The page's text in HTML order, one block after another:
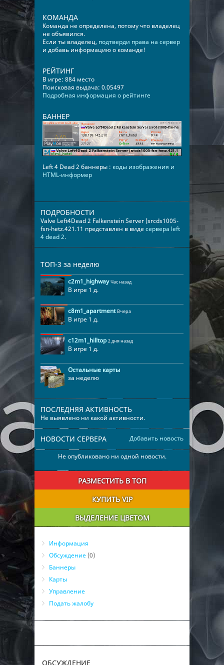
КОМАНДА
Команда не определена, потому что владелец
не объявился.
Если ты владелец, подтверди права на сервер
и добавь информацию о команде!
РЕЙТИНГ
В игре: 884 место
Поисковая выдача: 0.05497
Подробная информация о рейтинге
БАННЕР
Left 4 Dead 2 баннеры : коды изображения и
HTML-информер
ПОДРОБНОСТИ
Valve Left4Dead 2 Falkenstein Server (srcds1005-
fsn-hetz.421.11 представлен в видесервера left
4 dead 2.
ТОП-3 за неделю
c2m1_highway Час назад
В игре 1 д.
c8m1_apartment Вчера
В игре 1 д.
c12m1_hilltop 2 дня назад
В игре 1 д.
Остальные карты
за неделю
ПОСЛЕДНЯЯ АКТИВНОСТЬ
Не выявлено ни какой активности.
Добавить новость
НОВОСТИ СЕРВЕРА
Не опубликовано ни одной новости.
РАЗМЕСТИТЬ В ТОП
КУПИТЬ VIP
ВЫДЕЛЕНИЕ ЦВЕТОМ
Информация
Обсуждение (0)
Баннеры
Карты
Управление
Подать жалобу
ОБСУЖДЕНИЕ